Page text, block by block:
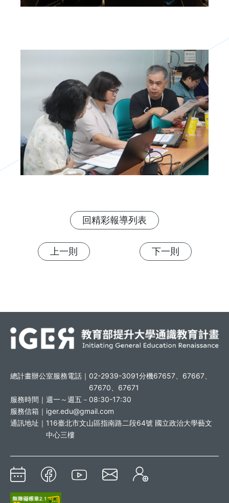
回精彩報導列表
上一則 下一則
總計畫辦公室服務電話｜ 02-2939-3091分機67657、67667、
67670、67671
服務時間｜ 週一～週五－08:30-17:30
服務信箱｜ iger.edu@gmail.com
通訊地址｜ 116臺北市文山區指南路二段64號 國立政治大學藝文
中心三樓